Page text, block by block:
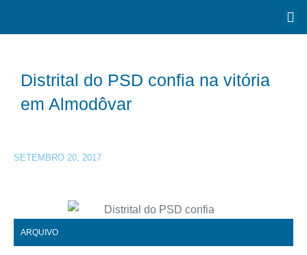
Distrital do PSD confia na vitória
em Almodôvar
SETEMBRO 20, 2017
ARQUIVO